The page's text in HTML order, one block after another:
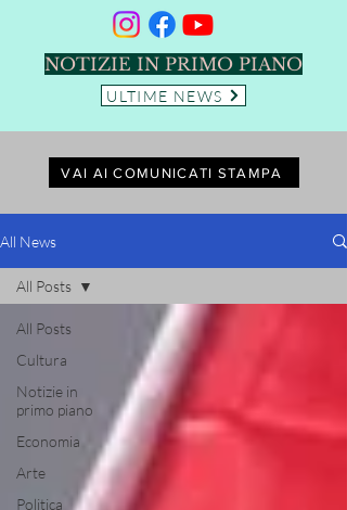
NOTIZIE IN PRIMO PIANO
ULTIME NEWS
VAI AI COMUNICATI STAMPA
All News
All Posts
Cultura
Notizie in
primo piano
Economia
Arte
Politica
All Posts